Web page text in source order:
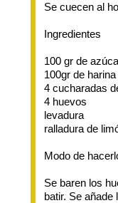
Se cuecen al
Ingredientes
100 gr de
100gr de harina
4 cucharadas
4 huevos
levadura
ralladura de
Modo de
Se baren los
batir. Se